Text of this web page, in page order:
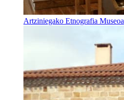
Artziniegako Etnografia Museoa